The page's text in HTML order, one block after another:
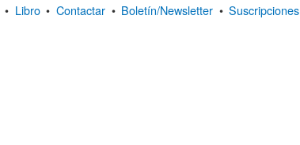
• Libro • Contactar • Boletín/Newsletter • Suscripciones